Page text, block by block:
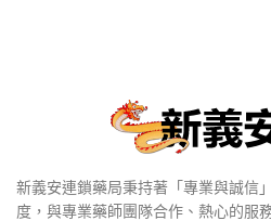
新義安連鎖藥局秉持著「專業與誠信
度，與專業藥師團隊合作、熱心的服